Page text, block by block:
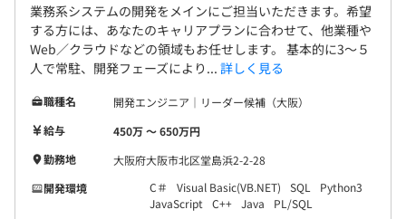
・1チーム：平均5名～20名ほど
・開発のフェーズによって、さらに増加することがありま
業務系システムの開発をメインにご担当いただきます。希望
する方には、あなたのキャリアプランに合わせて、他業種や
Web／クラウドなどの領域もお任せします。 基本的に3～５
人で常駐、開発フェーズにより... 詳しく見る
職種名
開発エンジニア｜リーダー候補（大阪）
給与
450万 〜 650万円
勤務地
大阪府大阪市北区堂島浜2-2-28
開発環境
C＃ Visual Basic(VB.NET) SQL
Python3
JavaScript
C++ Java
PL/SQL